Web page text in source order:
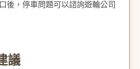
後，停車問題可以諮詢遊輪公司
議